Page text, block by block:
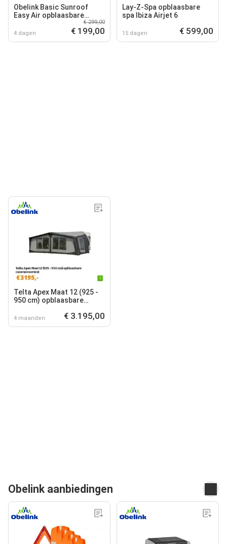
Obelink Basic Sunroof
Easy Air opblaasbare
4 dagen
€ 299,00
€ 199,00
Lay-Z-Spa opblaasbare
spa Ibiza Airjet 6
15 dagen € 599,00
Telta Apex Maat 12 (925 -
950 cm) opblaasbare
4 maanden € 3.195,00
Obelink aanbiedingen